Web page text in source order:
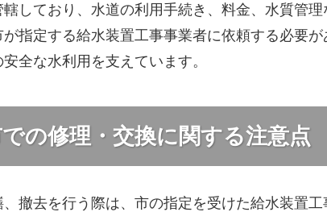
しており、水道の利用手続き、料金、水質管
指定する給水装置工事事業者に依頼する必要
全な水利用を支えています。
での修理・交換に関する注意点
撤去を行う際は、市の指定を受けた給水装置